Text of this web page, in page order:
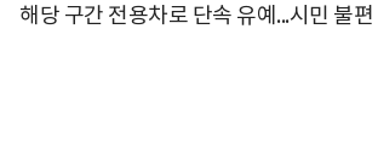
해당 구간 전용차로 단속 유예...시민 불